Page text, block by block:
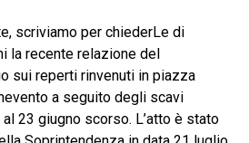
scriviamo per chiederLe di
la recente relazione del
sui reperti rinvenuti in piazza
a seguito degli scavi
23 giugno scorso. L’atto è stato